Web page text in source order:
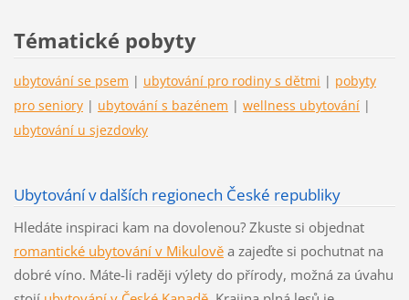
Tématické pobyty
ubytování se psem | ubytování pro rodiny s dětmi | pobyty
pro seniory| ubytování s bazénem | wellness ubytování|
ubytování u sjezdovky
Ubytování v dalších regionech České republiky
Hledáte inspiraci kam na dovolenou? Zkuste si objednat
romantické ubytování v Mikulověa zajeďte si pochutnat na
dobré víno. Máte-li raději výlety do přírody, možná za úvahu